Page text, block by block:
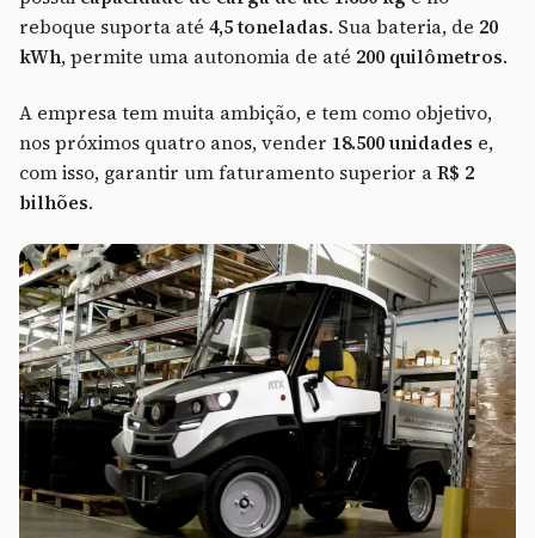
reboque suporta até 4,5 toneladas. Sua bateria, de 20
kWh, permite uma autonomia de até 200 quilômetros.
A empresa tem muita ambição, e tem como objetivo,
nos próximos quatro anos, vender 18.500 unidades e,
com isso, garantir um faturamento superior aR$ 2
bilhões.